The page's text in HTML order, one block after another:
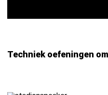
Techniek oefeningen